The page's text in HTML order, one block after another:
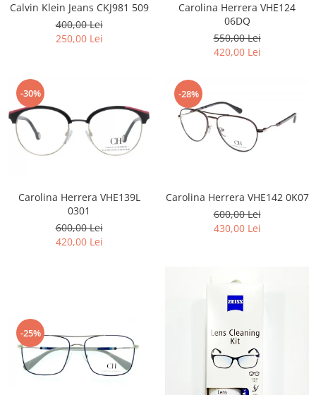
Calvin Klein Jeans CKJ981 509
400,00 Lei
250,00 Lei
Carolina Herrera VHE124
06DQ
550,00 Lei
420,00 Lei
-30%
Carolina Herrera VHE139L
0301
600,00 Lei
420,00 Lei
-28%
Carolina Herrera VHE142 0K07
600,00 Lei
430,00 Lei
-25%